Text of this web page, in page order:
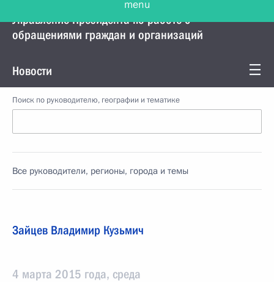
Управление Президента по работе с
обращениями граждан и организаций
Новости
Поиск по руководителю, географии и тематике
Все руководители, регионы, города и темы
Зайцев Владимир Кузьмич
4 марта 2015 года, среда